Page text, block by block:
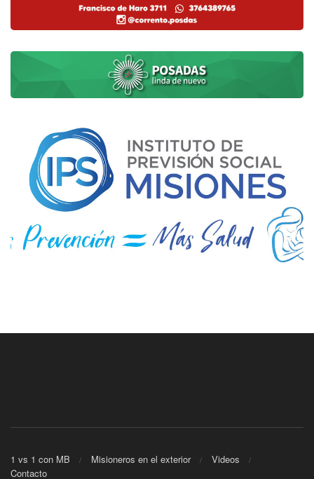
1 vs 1 con MB Misioneros en el exterior
Videos
Contacto